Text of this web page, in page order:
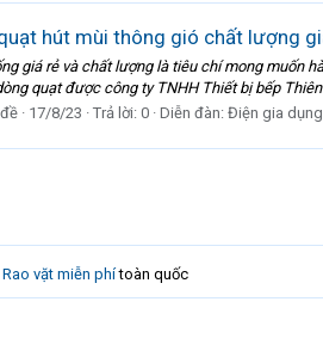
hút mùi thông gió chất lượng
giá rẻ và chất lượng là tiêu chí mong muốn
quạt được công ty TNHH Thiết bị bếp
17/8/23 Trả lời: 0 Diễn đàn: Điện gia dụng
Rao vặt miễn phítoàn quốc